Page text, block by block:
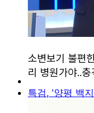
특검, '양평 백